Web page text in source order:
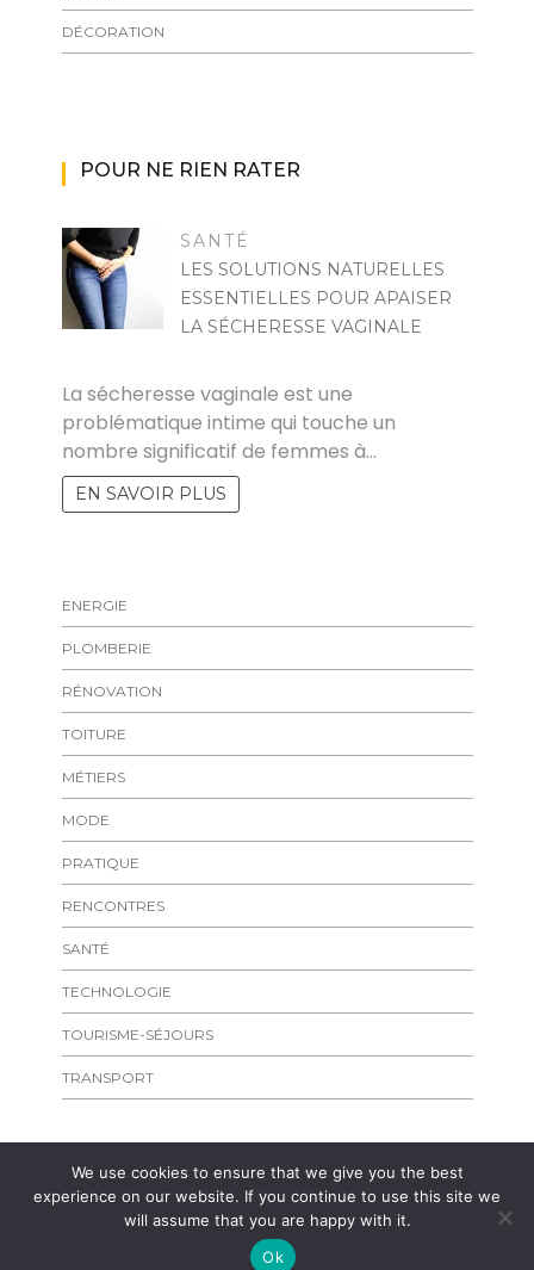
DÉCORATION
POUR NE RIEN RATER
SANTÉ
LES SOLUTIONS NATURELLES
ESSENTIELLES POUR APAISER
LA SÉCHERESSE VAGINALE
La sécheresse vaginale est une
problématique intime qui touche un
nombre significatif de femmes à…
EN SAVOIR PLUS
ENERGIE
PLOMBERIE
RÉNOVATION
TOITURE
MÉTIERS
MODE
PRATIQUE
RENCONTRES
SANTÉ
TECHNOLOGIE
TOURISME-SÉJOURS
TRANSPORT
laplageparisienne.frAdmirer les rivages de l'Ile de
Cygnes et le Pont Mirabeau | Wishful Blog by
We use cookies to ensure that we give you the best
experience on our website. If you continue to use this site we
will assume that you are happy with it.
Ok